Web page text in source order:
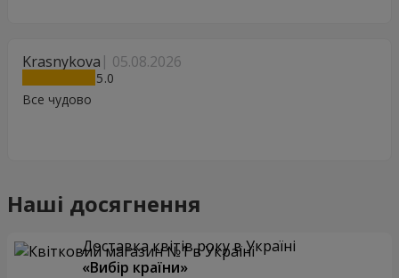
Krasnykova 05.08.2026
5
Все чудово
Наші досягнення
Доставка квітів року в Україні
«Вибір країни»